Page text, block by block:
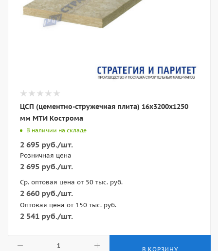
ЦСП (цементно-стружечная плита) 16x3200x1250
мм МТИ Кострома
В наличии на складе
2 695 руб./шт.
Розничная цена
2 695 руб./шт.
Ср. оптовая цена от 50 тыс. руб.
2 660 руб./шт.
Оптовая цена от 150 тыс. руб.
2 541 руб./шт.
В КОРЗИНУ